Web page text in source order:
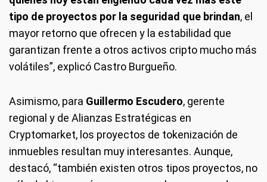
tipo de proyectos por la seguridad que brindan, el
mayor retorno que ofrecen y la estabilidad que
garantizan frente a otros activos cripto mucho más
volátiles”, explicó Castro Burgueño.
Asimismo, para Guillermo Escudero, gerente
regional y de Alianzas Estratégicas en
Cryptomarket, los proyectos de tokenización de
inmuebles resultan muy interesantes. Aunque,
destacó, “también existen otros tipos proyectos, no